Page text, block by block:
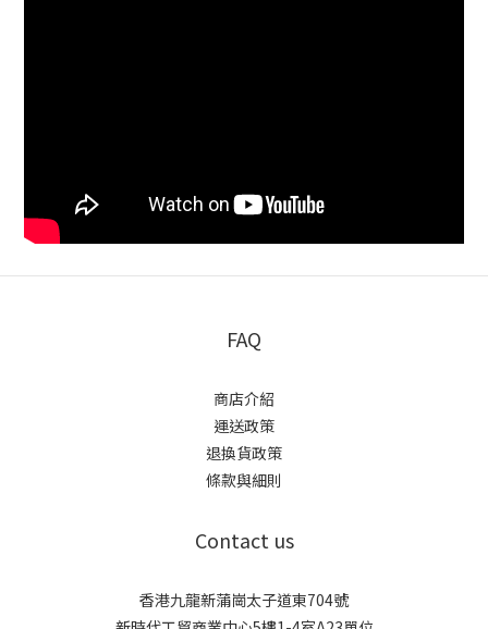
FAQ
商店介紹
運送政策
退換貨政策
條款與細則
Contact us
香港九龍新蒲崗太子道東704號